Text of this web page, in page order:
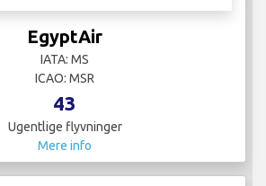
EgyptAir
IATA: MS
ICAO: MSR
43
Ugentlige flyvninger
Mere info